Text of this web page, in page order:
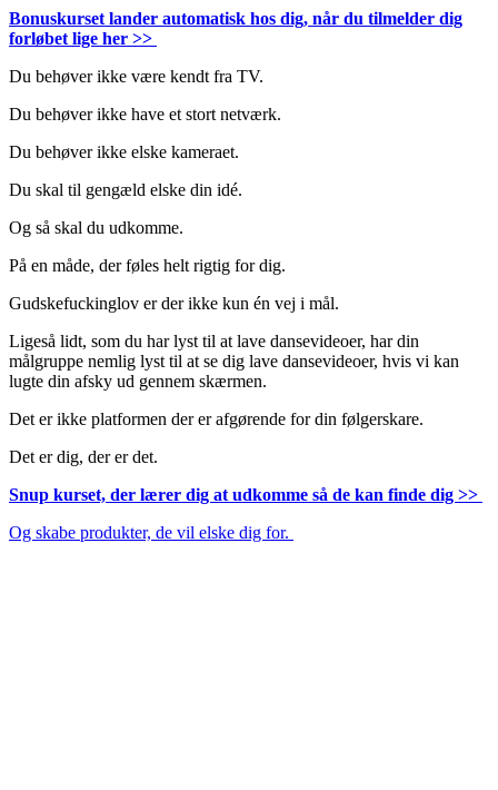
Bonuskurset lander automatisk hos dig, når du tilmelder dig
forløbet lige her >>
Du behøver ikke være kendt fra TV.
Du behøver ikke have et stort netværk.
Du behøver ikke elske kameraet.
Du skal til gengæld elske din idé.
Og så skal du udkomme.
På en måde, der føles helt rigtig for dig.
Gudskefuckinglov er der ikke kun én vej i mål.
Ligeså lidt, som du har lyst til at lave dansevideoer, har din
målgruppe nemlig lyst til at se dig lave dansevideoer, hvis vi kan
lugte din afsky ud gennem skærmen.
Det er ikke platformen der er afgørende for din følgerskare.
Det er dig, der er det.
Snup kurset, der lærer dig at udkomme så de kan finde dig >>
Og skabe produkter, de vil elske dig for.